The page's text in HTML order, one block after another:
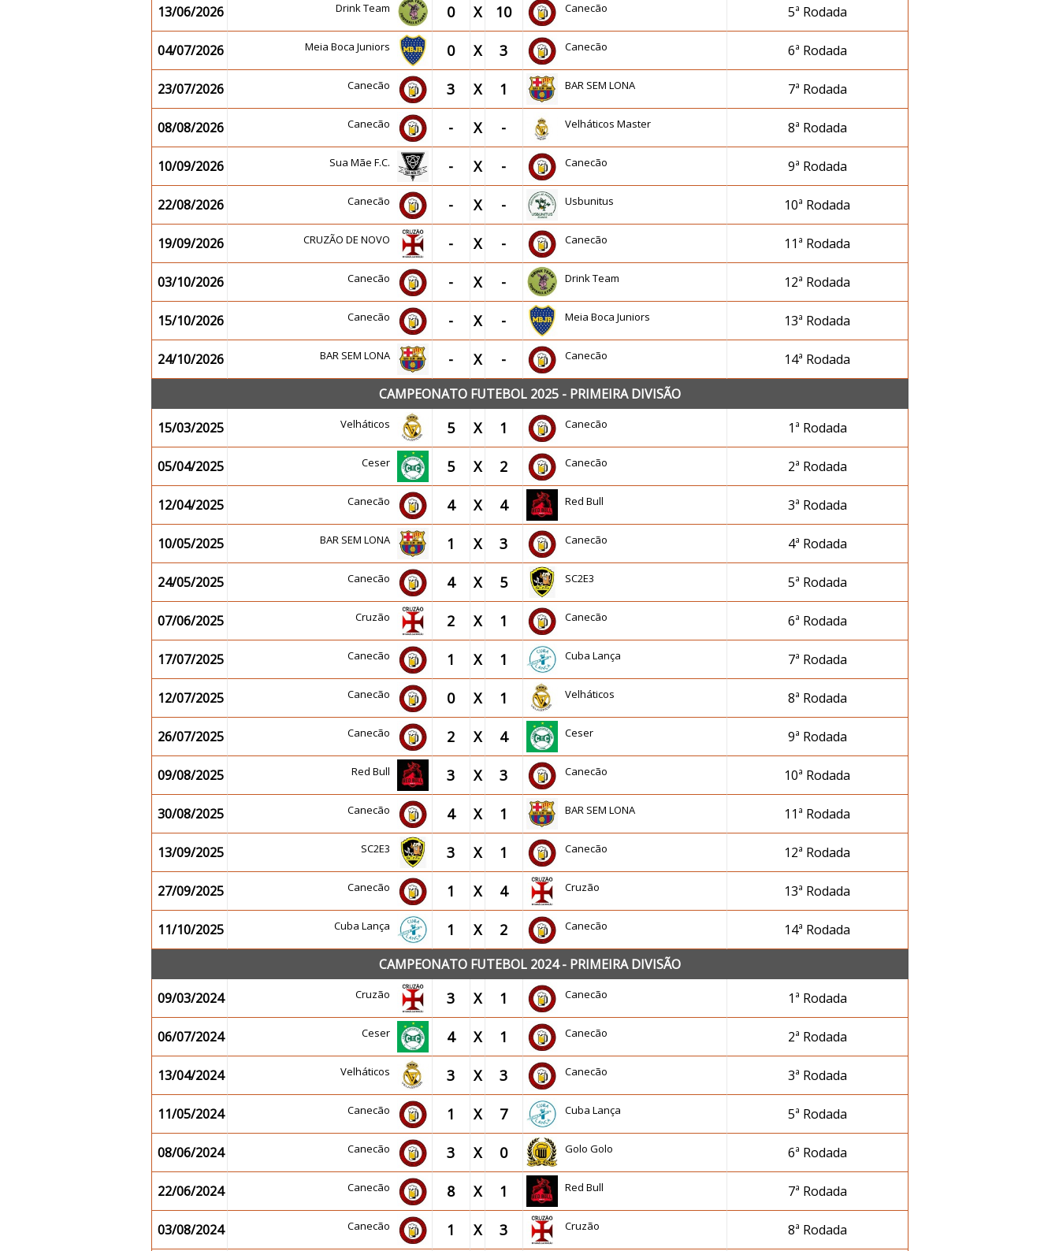
13/06/2026 Drink Team 0 X 10 Canecão 5ª Rodada
04/07/2026 Meia Boca Juniors 0 X 3 Canecão 6ª Rodada
23/07/2026 Canecão 3 X 1 BAR SEM LONA 7ª Rodada
08/08/2026 Canecão - X - Velháticos Master 8ª Rodada
10/09/2026 Sua Mãe F.C. - X - Canecão 9ª Rodada
22/08/2026 Canecão - X - Usbunitus 10ª Rodada
19/09/2026 CRUZÃO DE NOVO - X - Canecão 11ª Rodada
03/10/2026 Canecão - X - Drink Team 12ª Rodada
15/10/2026 Canecão - X - Meia Boca Juniors 13ª Rodada
24/10/2026 BAR SEM LONA - X - Canecão
14ª Rodada
CAMPEONATO FUTEBOL 2025 - PRIMEIRA DIVISÃO
15/03/2025
Velháticos 5 X 1 Canecão 1ª Rodada
05/04/2025 Ceser 5 X 2 Canecão 2ª Rodada
12/04/2025 Canecão 4 X 4 Red Bull 3ª Rodada
10/05/2025 BAR SEM LONA 1 X 3 Canecão 4ª Rodada
24/05/2025 Canecão 4 X 5 SC2E3 5ª Rodada
07/06/2025 Cruzão 2 X 1 Canecão 6ª Rodada
17/07/2025 Canecão 1 X 1 Cuba Lança 7ª Rodada
12/07/2025 Canecão 0 X 1 Velháticos 8ª Rodada
26/07/2025 Canecão 2 X 4 Ceser 9ª Rodada
09/08/2025 Red Bull 3 X 3 Canecão 10ª Rodada
30/08/2025 Canecão 4 X 1 BAR SEM LONA 11ª Rodada
13/09/2025 SC2E3 3 X 1 Canecão 12ª Rodada
27/09/2025 Canecão 1 X 4 Cruzão 13ª Rodada
11/10/2025 Cuba Lança 1 X 2 Canecão
14ª Rodada
CAMPEONATO FUTEBOL 2024 - PRIMEIRA DIVISÃO
09/03/2024
Cruzão 3 X 1 Canecão 1ª Rodada
06/07/2024 Ceser 4 X 1 Canecão 2ª Rodada
13/04/2024 Velháticos 3 X 3 Canecão 3ª Rodada
11/05/2024 Canecão 1 X 7 Cuba Lança 5ª Rodada
08/06/2024 Canecão 3 X 0 Golo Golo 6ª Rodada
22/06/2024 Canecão 8 X 1 Red Bull 7ª Rodada
03/08/2024 Canecão 1 X 3 Cruzão 8ª Rodada